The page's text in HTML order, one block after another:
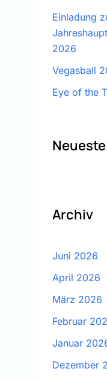
Einladung
2026
Vegasball
Eye of the
Archiv
Juni 2026
April 2026
März 2026
Februar
Januar
Dezember